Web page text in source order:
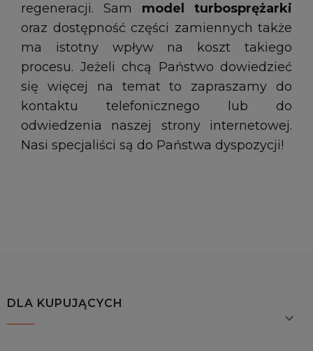
regeneracji. Sam model turbosprężarki
oraz dostępność części zamiennych także
ma istotny wpływ na koszt takiego
procesu. Jeżeli chcą Państwo dowiedzieć
się więcej na temat to zapraszamy do
kontaktu telefonicznego lub do
odwiedzenia naszej strony internetowej.
Nasi specjaliści są do Państwa dyspozycji!
DLA KUPUJĄCYCH
